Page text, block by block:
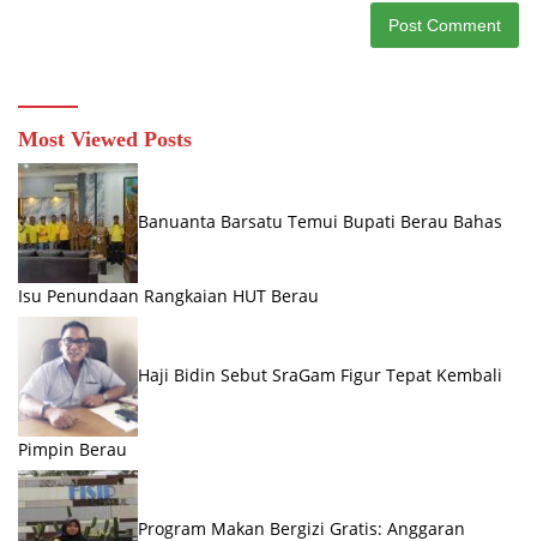
Most Viewed Posts
Banuanta Barsatu Temui Bupati Berau Bahas
Isu Penundaan Rangkaian HUT Berau
Haji Bidin Sebut SraGam Figur Tepat Kembali
Pimpin Berau
Program Makan Bergizi Gratis: Anggaran